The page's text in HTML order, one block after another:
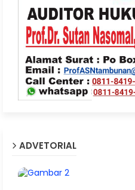
ADVETORIAL